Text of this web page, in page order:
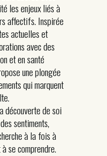
les enjeux liés à
affectifs. Inspirée
actuelles et
avec des
et en santé
une plongée
qui marquent
découverte de soi
sentiments,
à la fois à
se comprendre.